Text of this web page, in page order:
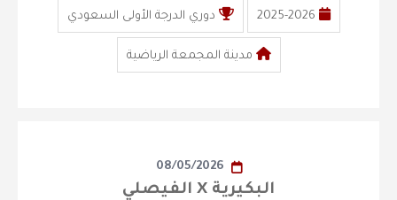
2025-2026 دوري الدرجة الأولى السعودي
مدينة المجمعة الرياضية
08/05/2026
البكيرية X الفيصلي